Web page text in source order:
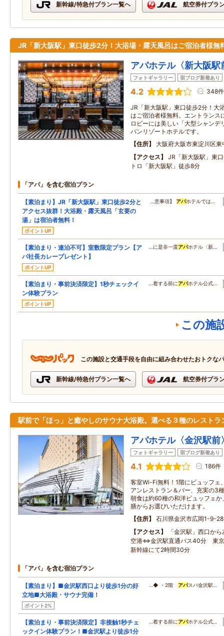
新幹線/特急付プラン一覧へ 航空券付プラ
JR「新大阪駅」東口徒歩2分！大浴場・露天風呂はご宿泊者様無
アパホテル〈新大阪駅
フォトギャラリー 宿ブログ新着あり
4.2 348件
JR「新大阪駅」東口徒歩2分！大
はご宿泊者様無料。エントランス
ロビーには美しい「大型シャンデ
バンリゾートホテルです。
住所
大阪府大阪市東淀川区
アクセス
JR「新大阪駅」東
トロ「新大阪駅」徒歩8分
「アパ」を含む宿泊プラン
【素泊まり】JR「新大阪駅」東口徒歩2分と
アクセス抜群！大浴殿・露天風呂「玄要の
湯」は宿泊者無料！
ポイントUP
…意事項】 アパホテルでは…
【素泊まり・連泊不可】室数限定プラン【ア
パ社長カレープレゼント】
ポイントUP
…に是非一度アパホテル〈新…
【素泊まり・事前決済限定】1秒チェックイ
ン体験プラン
ポイントUP
…着する前にアパホテル公式…
この施
この施設と交通手段を自由に組み合わせたおトクな
新幹線/特急付プラン一覧へ 航空券付プラ
駅前で「ほっ」と癒やしのサウナ大浴殿。選べる３種のレストラ
アパホテル〈金沢駅前
フォトギャラリー 宿ブログ新着あり
4.1 186件
客室Wi-Fi無料！1階にビュッフェ
アンレストラン＆バー、充実の3
朝食は約60種の和洋ビュッフェ
膳からお選びいただけます。
住所
石川県金沢市広岡1-9-28
アクセス
「金沢駅」西口か
空港⇔金沢駅直通バス40分 東
新幹線にて2時間30分
「アパ」を含む宿泊プラン
【素泊まり】■金沢駅西口より徒歩1分の好
立地■大浴殿・サウナ完備！
ポイント2%
…◆ ・2階 アパスパ金沢駅…
【素泊まり・事前決済限定】非接触1秒チェ
ックイン体験プラン！■金沢駅より徒歩1分
…着する前にアパホテル公式…